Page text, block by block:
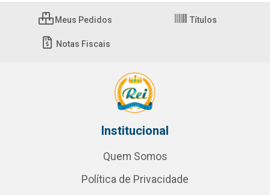
Meus Pedidos Títulos
Notas Fiscais
Institucional
Quem Somos
Política de Privacidade